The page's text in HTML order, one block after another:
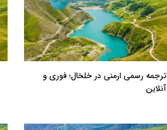
ترجمه رسمی ارمنی در خلخال؛ فوری و
آنلاین